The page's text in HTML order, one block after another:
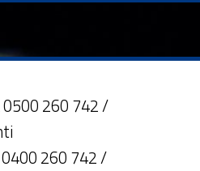
260 742 /
260 742 /